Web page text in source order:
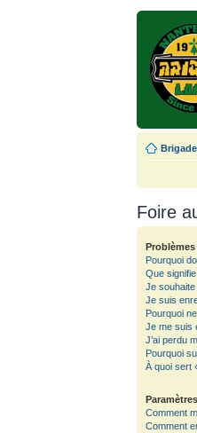
Foire
Pourquoi
Que
Je souhaite
Je suis
Pourquoi
Je me suis
J’ai perdu
Pourquoi
À quoi sert
Comment
Comment